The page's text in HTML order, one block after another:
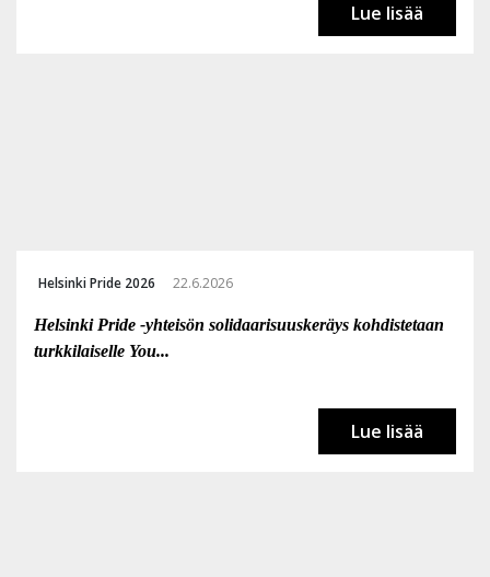
Lue lisää
Helsinki Pride 2026 22.6.2026
Helsinki Pride -yhteisön solidaarisuuskeräys kohdistetaan
turkkilaiselle You...
Lue lisää